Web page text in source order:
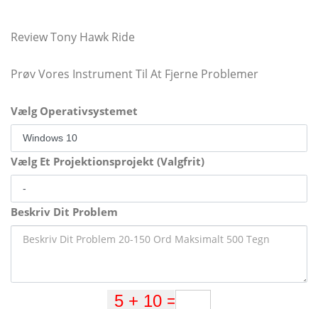
Review Tony Hawk Ride
Prøv Vores Instrument Til At Fjerne Problemer
Vælg Operativsystemet
Vælg Et Projektionsprojekt (Valgfrit)
Beskriv Dit Problem